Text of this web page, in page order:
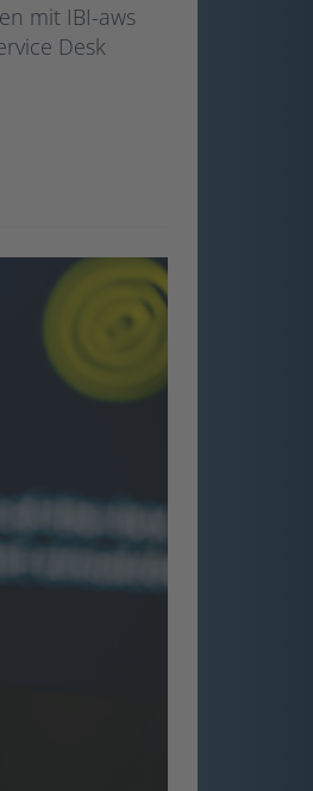
mit IBI-aws
Desk